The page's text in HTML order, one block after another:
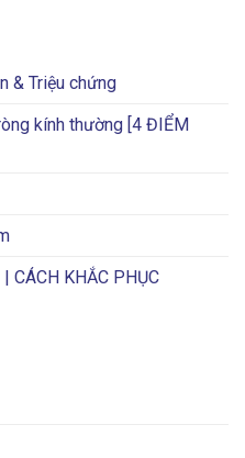
& Triệu chứng
kính thường [4 ĐIỂM
CÁCH KHẮC PHỤC